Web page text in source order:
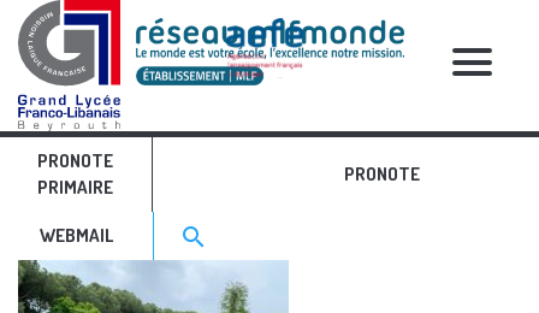
PRONOTE
PRIMAIRE
PRONOTE
WEBMAIL Search for:>
search
RELATIVE POSTS
QGGW9443